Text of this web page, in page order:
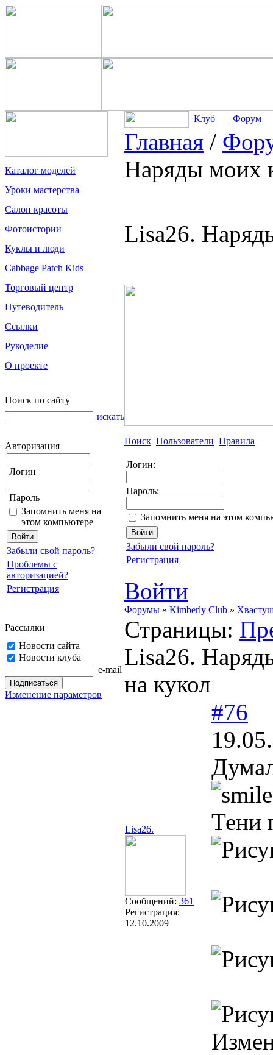
Каталог моделей
Уроки мастерства
Салон красоты
Фотоистории
Куклы и люди
Cabbage Patch Kids
Торговый центр
Путеводитель
Ссылки
Рукоделие
О проекте
Поиск по сайту
искать
Авторизация
Логин
Пароль
Запомнить меня на
этом компьютере
Забыли свой пароль?
Проблемы с
авторизацией?
Регистрация
Рассылки
Новости сайта
Новости клуба
e-mail
Изменение параметров
Клуб Форум
Главная /
Наряды моих
Lisa26.
Поиск Пользователи Правила
Логин:
Пароль:
Запомнить меня на этом
Забыли свой пароль?
Регистрация
Войти
Форумы » Kimberly Club »
Страницы:
Lisa26.
на кукол
Lisa26.
Сообщений: 361
Регистрация:
12.10.2009
#76
Тени